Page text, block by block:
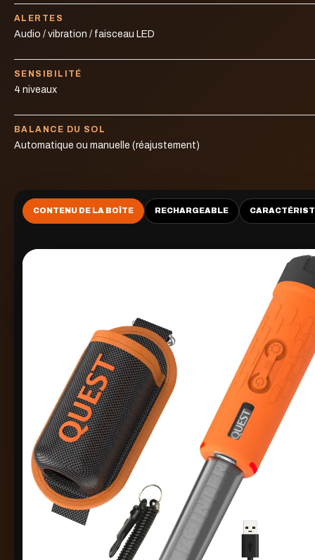
ALERTES
Audio / vibration / faisceau LED
SENSIBILITÉ
4 niveaux
BALANCE DU SOL
Automatique ou manuelle (réajustement)
CONTENU DE LA BOÎTE RECHARGEABLE